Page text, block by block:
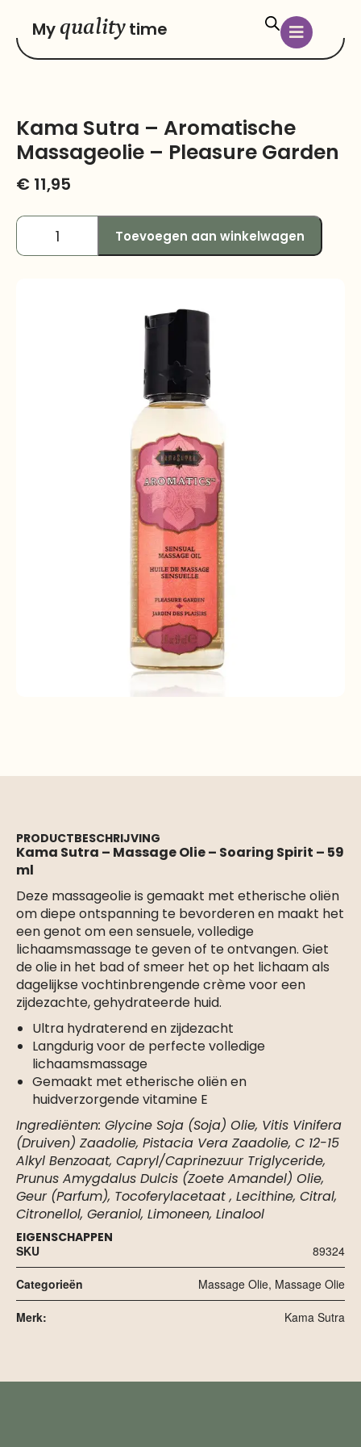
Myquality time
Kama Sutra – Aromatische
Massageolie – Pleasure Garden
€ 11,95
Toevoegen aan winkelwagen
PRODUCTBESCHRIJVING
Kama Sutra – Massage Olie – Soaring Spirit – 59
ml
Deze massageolie is gemaakt met etherische oliën
om diepe ontspanning te bevorderen en maakt het
een genot om een sensuele, volledige
lichaamsmassage te geven of te ontvangen. Giet
de olie in het bad of smeer het op het lichaam als
dagelijkse vochtinbrengende crème voor een
zijdezachte, gehydrateerde huid.
Ultra hydraterend en zijdezacht
Langdurig voor de perfecte volledige
lichaamsmassage
Gemaakt met etherische oliën en
huidverzorgende vitamine E
Ingrediënten: Glycine Soja (Soja) Olie, Vitis Vinifera
(Druiven) Zaadolie, Pistacia Vera Zaadolie, C 12-15
Alkyl Benzoaat, Capryl/Caprinezuur Triglyceride,
Prunus Amygdalus Dulcis (Zoete Amandel) Olie,
Geur (Parfum), Tocoferylacetaat , Lecithine, Citral,
Citronellol, Geraniol, Limoneen, Linalool
EIGENSCHAPPEN
SKU
89324
Categorieën Massage Olie, Massage Olie
Merk: Kama Sutra